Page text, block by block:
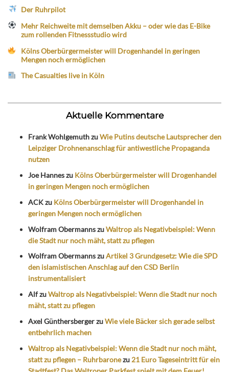
Der Ruhrpilot
Mehr Reichweite mit demselben Akku – oder wie das E-Bike
zum rollenden Fitnessstudio wird
Kölns Oberbürgermeister will Drogenhandel in geringen
Mengen noch ermöglichen
The Casualties live in Köln
Aktuelle Kommentare
Frank WohlgemuthzuWie Putins deutsche Lautsprecher den
Leipziger Drohnenanschlag für antiwestliche Propaganda
nutzen
Joe Hanneszu Kölns Oberbürgermeister will Drogenhandel
in geringen Mengen noch ermöglichen
ACKzu Kölns Oberbürgermeister will Drogenhandel in
geringen Mengen noch ermöglichen
Wolfram ObermannszuWaltrop als Negativbeispiel: Wenn
die Stadt nur noch mäht, statt zu pflegen
Wolfram ObermannszuArtikel 3 Grundgesetz: Wie die SPD
den islamistischen Anschlag auf den CSD Berlin
instrumentalisiert
AlfzuWaltrop als Negativbeispiel: Wenn die Stadt nur noch
mäht, statt zu pflegen
Axel GünthersbergerzuWie viele Bäcker sich gerade selbst
entbehrlich machen
Waltrop als Negativbeispiel: Wenn die Stadt nur noch mäht,
statt zu pflegen – Ruhrbaronezu 21 Euro Tageseintritt für ein